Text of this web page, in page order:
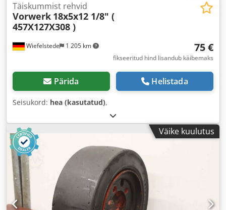
Wiefelstede 1 205 km
Täiskummist rehvid
Vorwerk 18x5x12 1/8" (
457X127X308 )
75 €
fikseeritud hind lisandub käibemaks
Pärida Helistada
Seisukord: hea (kasutatud),
Väike kuulutus